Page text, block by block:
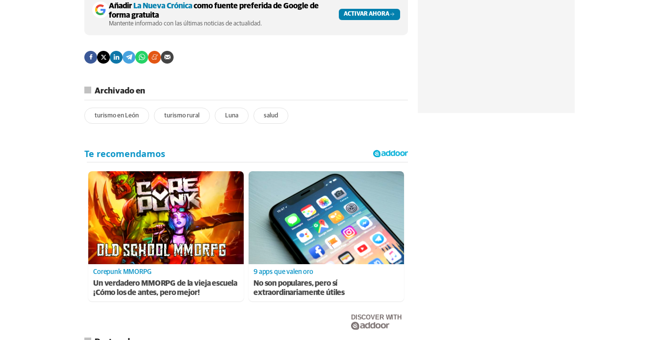
AñadirLa Nueva Crónicacomo fuente preferida de Google de
forma gratuita
Mantente informado con las últimas noticias de actualidad.
ACTIVAR AHORA
Archivado en
turismo en León turismo rural Luna salud
Corepunk MMORPG
Un verdadero MMORPG de la vieja escuela
¡Cómo los de antes, pero mejor!
9 apps que valen oro
No son populares, pero sí
extraordinariamente útiles
DISCOVER WITH